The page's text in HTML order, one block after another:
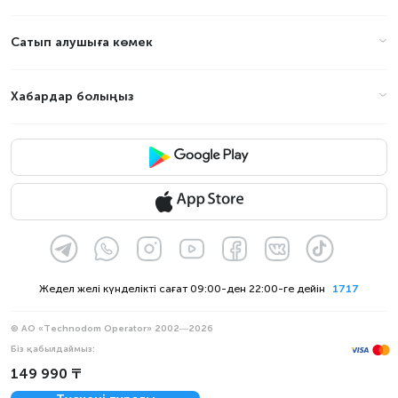
149 990 ₸
Сатып алушыға көмек
Хабардар болыңыз
1717
Жедел желі күнделікті сағат 09:00-ден 22:00-ге дейін
© АО «Technodom Operator» 2002—2026
Біз қабылдаймыз:
Ресми хабарлама
Құпиялылық саясаты